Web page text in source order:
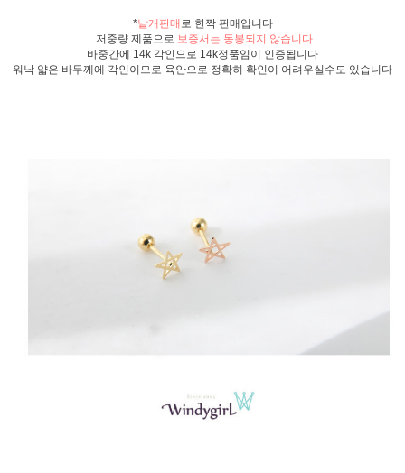
*낱개판매 로 한짝 판매입니다
저중량 제품으로 보증서는 동봉되지 않습니다
바중간에 14k 각인으로 14k정품임이 인증됩니다
워낙 얇은 바두께에 각인이므로 육안으로 정확히 확인이 어려우실수도 있습니다